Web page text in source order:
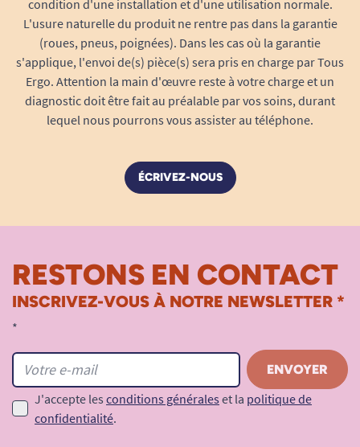
Chargez toujours vos batteries dans un
endroit aéré et non surexposé à la chaleur
(au soleil par exemple).
12 V.
condition d'une installation et d'une utilisation normale.
L'usure naturelle du produit ne rentre pas dans la garantie
(roues, pneus, poignées). Dans les cas où la garantie
s'applique, l'envoi de(s) pièce(s) sera pris en charge par Tous
Ergo. Attention la main d'œuvre reste à votre charge et un
diagnostic doit être fait au préalable par vos soins, durant
lequel nous pourrons vous assister au téléphone.
ÉCRIVEZ-NOUS
RESTONS EN CONTACT
INSCRIVEZ-VOUS À NOTRE NEWSLETTER *
*
J'accepte les conditions générales et la politique de
confidentialité.